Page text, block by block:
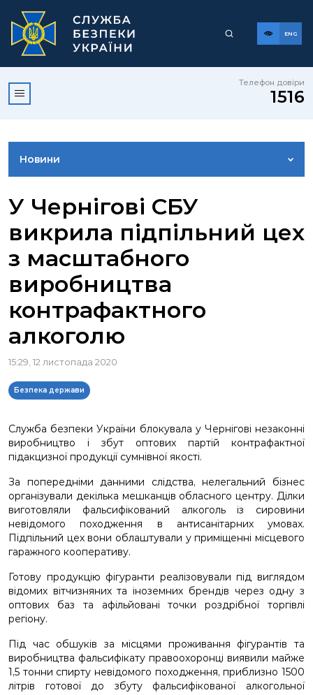
ENG
Телефон довіри
1516
Новини
ВІДЕОГАЛЕРЕЯ
КОНТАКТИ ПРЕСЦЕНТРУ
У Чернігові СБУ
викрила підпільний цех
з масштабного
виробництва
контрафактного
алкоголю
15:29, 12 листопада 2020
Безпека держави
Служба безпеки України блокувала у Чернігові незаконні
виробництво і збут оптових партій контрафактної
підакцизної продукції сумнівної якості.
За попередніми данними слідства, нелегальний бізнес
організували декілька мешканців обласного центру. Ділки
виготовляли фальсифікований алкоголь із сировини
невідомого походження в антисанітарних умовах.
Підпільний цех вони облаштували у приміщенні місцевого
гаражного кооперативу.
Готову продукцію фігуранти реалізовували під виглядом
відомих вітчизняних та іноземних брендів через одну з
оптових баз та афільйовані точки роздрібної торгівлі
регіону.
Під час обшуків за місцями проживання фігурантів та
виробництва фальсифікату правоохоронці виявили майже
1,5 тонни спирту невідомого походження, приблизно 1500
літрів готової до збуту фальсифікованої алкогольної